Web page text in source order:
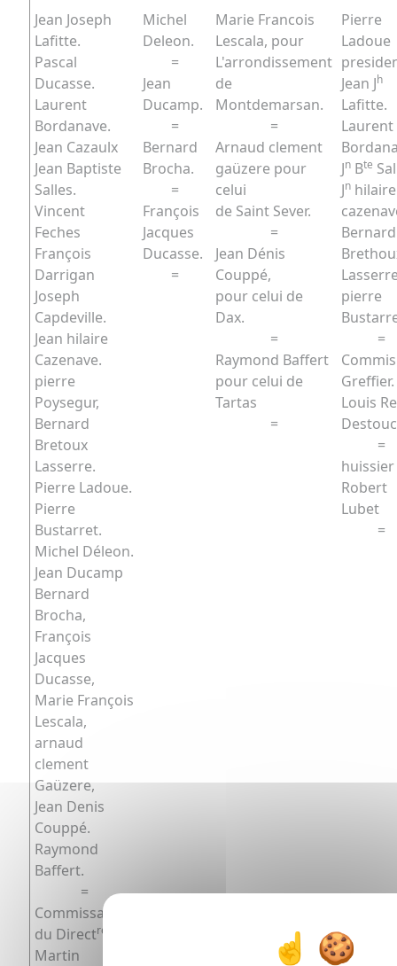
Jean Joseph
Lafitte.
Pascal
Ducasse.
Laurent
Bordanave.
Jean Cazaulx
Jean Baptiste
Salles.
Vincent
Feches
François
Darrigan
Joseph
Capdeville.
Jean hilaire
Cazenave.
pierre
Poysegur,
Bernard
Bretoux
Lasserre.
Pierre Ladoue.
Pierre
Bustarret.
Michel Déleon.
Jean Ducamp
Bernard
Brocha,
François
Jacques
Ducasse,
Marie François
Lescala,
arnaud
clement
Gaüzere,
Jean Denis
Couppé.
Raymond
Baffert.
=
Commissaire
du Directre
Martin
Michel
Deleon.
=
Jean
Ducamp.
=
Bernard
Brocha.
=
François
Jacques
Ducasse.
=
Marie Francois
Lescala, pour
L'arrondissement
de
Montdemarsan.
=
Arnaud clement
gaüzere pour
celui
de Saint Sever.
=
Jean Dénis
Couppé,
pour celui de
Dax.
=
Raymond Baffert
pour celui de
Tartas
=
Pierre
Ladoue
Jean Jh
Lafitte.
Laurent
Jn Bte
Jn hilaire
Bernard
pierre
=
Commis
Greffier.
Louis
=
huissier
Robert
Lubet
=